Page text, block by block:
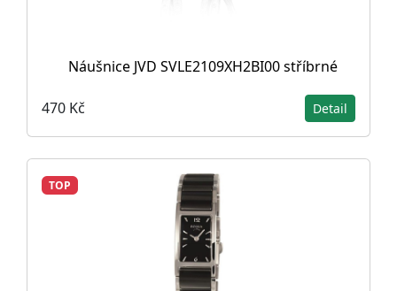
Náušnice JVD SVLE2109XH2BI00 stříbrné
470 Kč Detail
TOP